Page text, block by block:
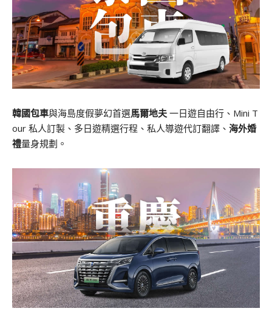
韓國包車與海島度假夢幻首選馬爾地夫 一日遊自由行、Mini T
our 私人訂製、多日遊精選行程、私人導遊代訂翻譯、 海外婚
禮量身規劃。